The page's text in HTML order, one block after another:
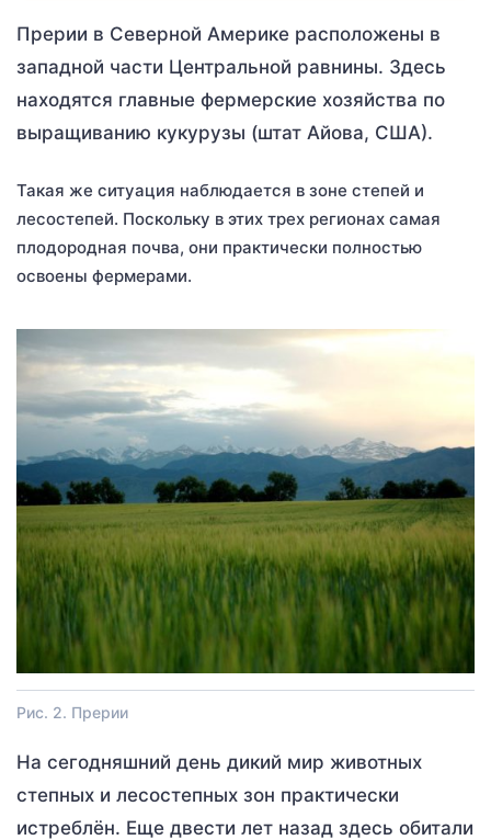
Прерии в Северной Америке расположены в
западной части Центральной равнины. Здесь
находятся главные фермерские хозяйства по
выращиванию кукурузы (штат Айова, США).
Такая же ситуация наблюдается в зоне степей и
лесостепей. Поскольку в этих трех регионах самая
плодородная почва, они практически полностью
освоены фермерами.
Рис. 2. Прерии
На сегодняшний день дикий мир животных
степных и лесостепных зон практически
истреблён. Еще двести лет назад здесь обитали